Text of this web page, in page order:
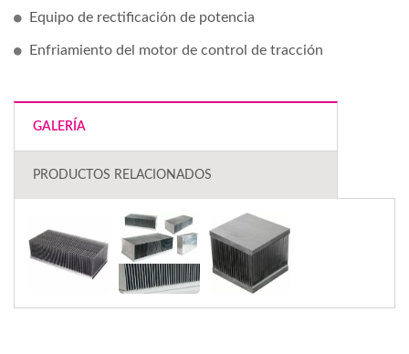
Equipo de rectificación de potencia
Enfriamiento del motor de control de tracción
GALERÍA
PRODUCTOS RELACIONADOS